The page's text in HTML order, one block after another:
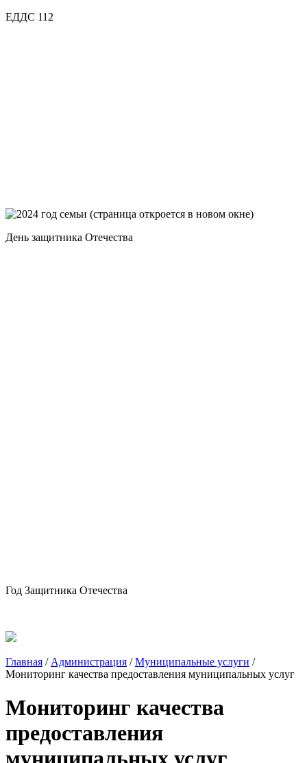
ЕДДС 112
День защитника Отечества
Год Защитника Отечества
Главная / Администрация /Муниципальные услуги /
Мониторинг качества предоставления муниципальных услуг
Мониторинг качества
предоставления